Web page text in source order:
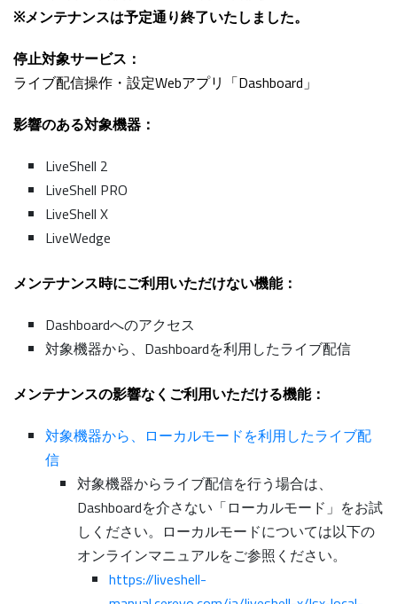
※メンテナンスは予定通り終了いたしました。
停止対象サービス：
ライブ配信操作・設定Webアプリ「Dashboard」
影響のある対象機器：
LiveShell 2
LiveShell PRO
LiveShell X
LiveWedge
メンテナンス時にご利用いただけない機能：
Dashboardへのアクセス
対象機器から、Dashboardを利用したライブ配信
メンテナンスの影響なくご利用いただける機能：
対象機器から、ローカルモードを利用したライブ配
信
対象機器からライブ配信を行う場合は、
Dashboardを介さない「ローカルモード」をお試
しください。ローカルモードについては以下の
オンラインマニュアルをご参照ください。
https://liveshell-